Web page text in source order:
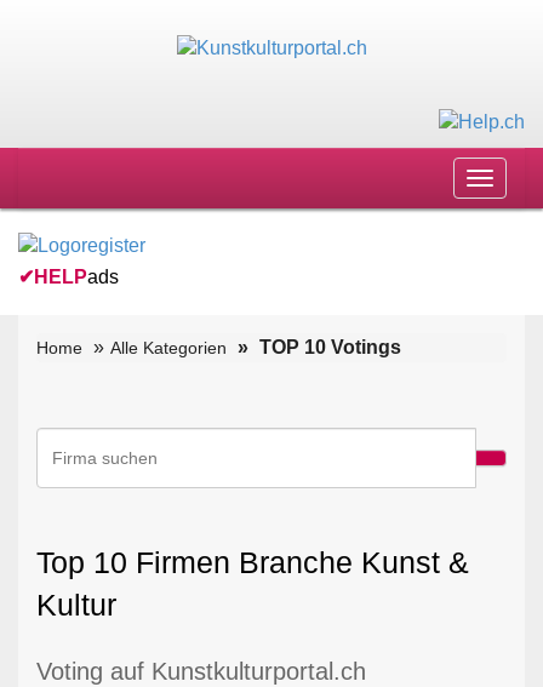
Toggle
✔ HELPads
Home Alle Kategorien TOP 10 Votings
Top 10 Firmen Branche Kunst &
Kultur
Voting auf Kunstkulturportal.ch